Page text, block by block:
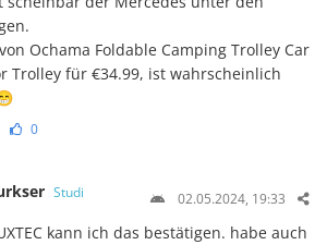
Ochama Foldable Camping Trolley Car
Trolley für €34.99, ist wahrscheinlich
0
Studi 02.05.2024, 19:33
kann ich das bestätigen. habe auch